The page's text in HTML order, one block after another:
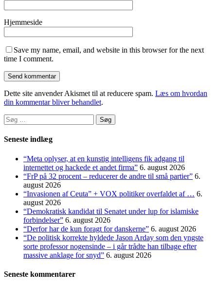
Hjemmeside
Save my name, email, and website in this browser for the next
time I comment.
Dette site anvender Akismet til at reducere spam. Læs om hvordan
din kommentar bliver behandlet.
Søg
efter:
Seneste indlæg
“Meta oplyser, at en kunstig intelligens fik adgang til
internettet og hackede et andet firma” 6. august 2026
“FrP på 32 procent – reducerer de andre til små partier” 6.
august 2026
“Invasionen af Ceuta” + VOX politiker overfaldet af … 6.
august 2026
“Demokratisk kandidat til Senatet under lup for islamiske
forbindelser” 6. august 2026
“Derfor har de kun foragt for danskerne” 6. august 2026
“De politisk korrekte hyldede Jason Arday som den yngste
sorte professor nogensinde – i går trådte han tilbage efter
massive anklage for snyd” 6. august 2026
Seneste kommentarer